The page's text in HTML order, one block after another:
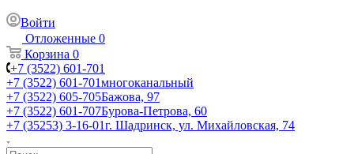
Войти
Отложенные 0
Корзина 0
+7 (3522) 601-701
+7 (3522) 601-701многоканальный
+7 (3522) 605-705Бажова, 97
+7 (3522) 601-707Бурова-Петрова, 60
+7 (35253) 3-16-01г. Шадринск, ул. Михайловская, 74